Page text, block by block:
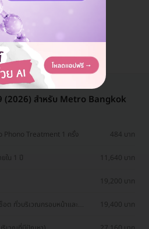
คุยกับแอดมิน ฟรี!
(2026) สำหรับ Metro Bangkok
Phono Treatment 1 ครั้ง 484 บาท
ใน 1 ปี 11,640 บาท
19,200 บาท
ต ทั่วบริเวณกรอบหน้าและ
19,400 บาท